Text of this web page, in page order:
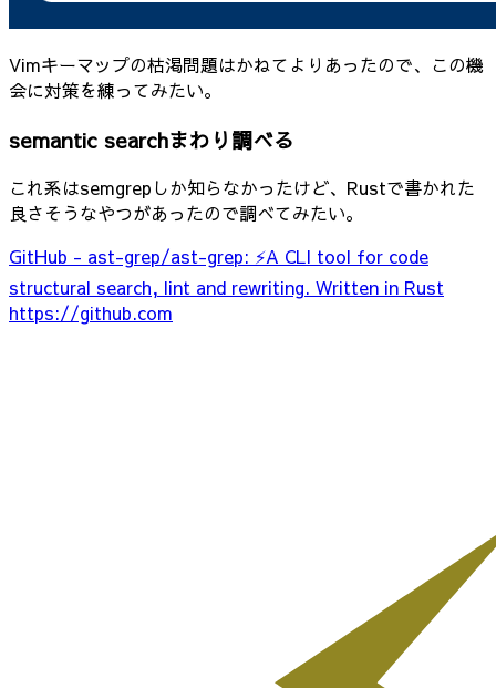
Vimキーマップの枯渇問題はかねてよりあったので、この機
会に対策を練ってみたい。
semantic searchまわり調べる
これ系はsemgrepしか知らなかったけど、Rustで書かれた
良さそうなやつがあったので調べてみたい。
GitHub - ast-grep/ast-grep: ⚡A CLI tool for code
structural search, lint and rewriting. Written in Rust
https://github.com